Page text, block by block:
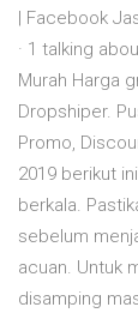
| Facebook
· 1 talking
Murah Harga
Dropshiper.
Promo,
2019 berikut
berkala.
sebelum
acuan. Untuk
disamping